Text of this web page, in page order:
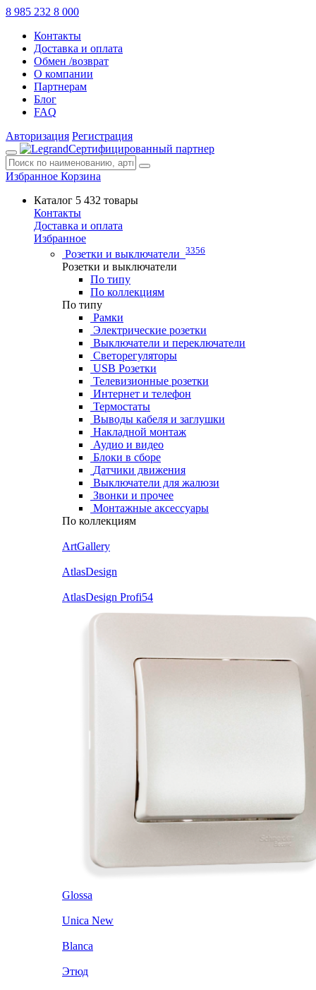
8 985 232 8 000
Контакты
Доставка и оплата
Обмен /возврат
О компании
Партнерам
Блог
FAQ
Авторизация Регистрация
Сертифицированный партнер
Избранное Корзина
Каталог 5 432 товары
Контакты
Доставка и оплата
Избранное
Розетки и выключатели 3356
Розетки и выключатели
По типу
По коллекциям
По типу
Рамки
Электрические розетки
Выключатели и переключатели
Светорегуляторы
USB Розетки
Телевизионные розетки
Интернет и телефон
Термостаты
Выводы кабеля и заглушки
Накладной монтаж
Аудио и видео
Блоки в сборе
Датчики движения
Выключатели для жалюзи
Звонки и прочее
Монтажные аксессуары
По коллекциям
ArtGallery
AtlasDesign
AtlasDesign Profi54
Glossa
Unica New
Blanca
Этюд